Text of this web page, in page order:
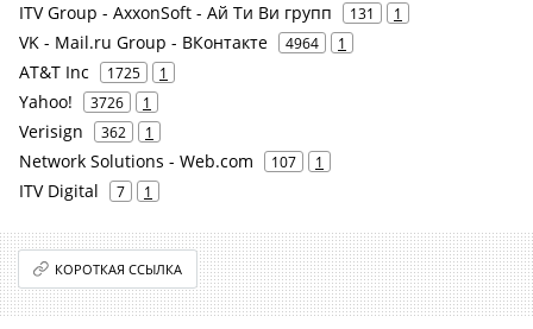
ITV Group - AxxonSoft - Ай Ти Ви групп 131 1
VK - Mail.ru Group - ВКонтакте 4964 1
AT&T Inc 1725 1
Yahoo! 3726 1
Verisign 362 1
Network Solutions - Web.com 107 1
ITV Digital 7 1
КОРОТКАЯ ССЫЛКА